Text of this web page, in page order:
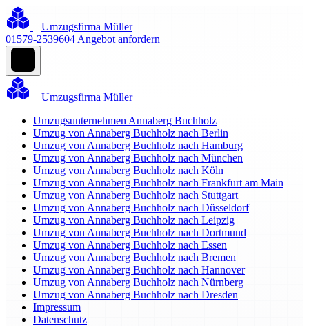
Umzugsfirma Müller
01579-2539604 Angebot anfordern
Umzugsfirma Müller
Umzugsunternehmen Annaberg Buchholz
Umzug von Annaberg Buchholz nach Berlin
Umzug von Annaberg Buchholz nach Hamburg
Umzug von Annaberg Buchholz nach München
Umzug von Annaberg Buchholz nach Köln
Umzug von Annaberg Buchholz nach Frankfurt am Main
Umzug von Annaberg Buchholz nach Stuttgart
Umzug von Annaberg Buchholz nach Düsseldorf
Umzug von Annaberg Buchholz nach Leipzig
Umzug von Annaberg Buchholz nach Dortmund
Umzug von Annaberg Buchholz nach Essen
Umzug von Annaberg Buchholz nach Bremen
Umzug von Annaberg Buchholz nach Hannover
Umzug von Annaberg Buchholz nach Nürnberg
Umzug von Annaberg Buchholz nach Dresden
Impressum
Datenschutz